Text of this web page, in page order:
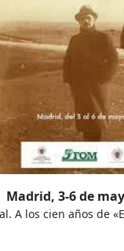
Madrid, 3-6 de
A los cien años de